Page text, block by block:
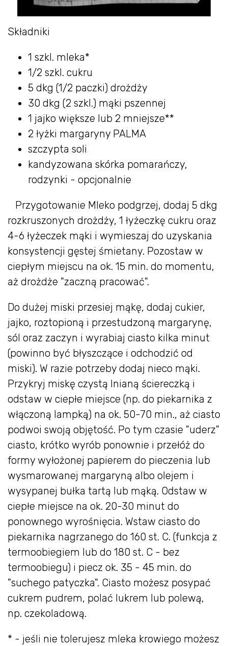
Składniki
1 szkl. mleka*
1/2 szkl. cukru
5 dkg (1/2 paczki) drożdży
30 dkg (2 szkl.) mąki pszennej
1 jajko większe lub 2 mniejsze**
2 łyżki margaryny PALMA
szczypta soli
kandyzowana skórka pomarańczy,
rodzynki - opcjonalnie
Przygotowanie Mleko podgrzej, dodaj 5 dkg
rozkruszonych drożdży, 1 łyżeczkę cukru oraz
4-6 łyżeczek mąki i wymieszaj do uzyskania
konsystencji gęstej śmietany. Pozostaw w
ciepłym miejscu na ok. 15 min. do momentu,
aż drożdże "zaczną pracować".
Do dużej miski przesiej mąkę, dodaj cukier,
jajko, roztopioną i przestudzoną margarynę,
sól oraz zaczyn i wyrabiaj ciasto kilka minut
(powinno być błyszczące i odchodzić od
miski). W razie potrzeby dodaj nieco mąki.
Przykryj miskę czystą lnianą ściereczką i
odstaw w ciepłe miejsce (np. do piekarnika z
włączoną lampką) na ok. 50-70 min., aż ciasto
podwoi swoją objętość. Po tym czasie "uderz"
ciasto, krótko wyrób ponownie i przełóż do
formy wyłożonej papierem do pieczenia lub
wysmarowanej margaryną albo olejem i
wysypanej bułka tartą lub mąką. Odstaw w
ciepłe miejsce na ok. 20-30 minut do
ponownego wyrośnięcia. Wstaw ciasto do
piekarnika nagrzanego do 160 st. C. (funkcja z
termoobiegiem lub do 180 st. C - bez
termoobiegu) i piecz ok. 35 - 45 min. do
"suchego patyczka". Ciasto możesz posypać
cukrem pudrem, polać lukrem lub polewą,
np. czekoladową.
* - jeśli nie tolerujesz mleka krowiego możesz